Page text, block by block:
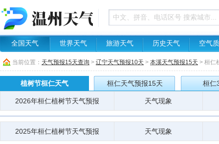
全国天气 世界天气 旅游天气 历史天气 空气
当前位置： 天气预报15天查询 > 辽宁天气预报10天 > 本溪天气预报15天 > 桓仁
植树节桓仁天气 桓仁天气预报15天 桓仁
2026年桓仁植树节天气预报 天气现象
2025年桓仁植树节天气预报 天气现象